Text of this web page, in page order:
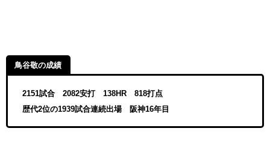
鳥谷敬の成績
2151試合 2082安打 138HR 818打点
歴代2位の1939試合連続出場 阪神16年目